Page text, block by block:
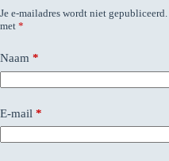
Je e-mailadres wordt niet gepubliceerd.
met *
Naam *
E-mail *